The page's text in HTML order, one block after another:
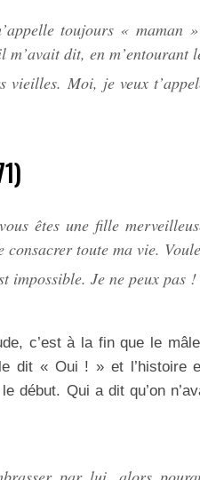
toujours « maman
dit, en m’entourant
vieilles. Moi, je veux
êtes une fille
toute ma vie.
Je ne peux pas !
c’est à la fin que le
dit « Oui ! » et l’histoire
début. Qui a dit qu’on